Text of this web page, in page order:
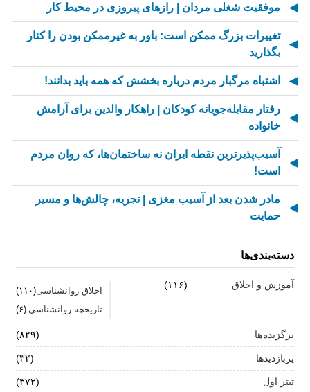
موفقیت شغلی مردان | رازهای پیروزی در محیط کار
تغییرات بزرگ ممکن است: باور به غیرممکن بودن را کنار
بگذارید
اشتباه مرگبار مردم درباره بخشش که همه باید بدانند!
رفتار مقابله‌جویانه کودکان | راهکار والدین برای آرامش
خانواده
آسیب‌پذیرترین نقطه ایران نه ساختمان‌ها، که روان مردم
است!
مادر شدن بعد از آسیب مغزی | تجربه، چالش‌ها و مسیر
حمایت
رهبران خاکستری | وقتی خم کردن قوانین، قدرت می‌آورد
فناوری‌های نوین جایگزین تجربه انسانی در روان‌شناسی
نیستند
دسته‌بندی‌ها
آموزش و اخلاق (۱۱۶)
اخلاق روانشناسی(۱۱۰)
تاریخچه روانشناسی (۶)
برگزیده ها (۸۲۹)
پربازدیدها (۳۲)
تیتر اول (۳۷۲)